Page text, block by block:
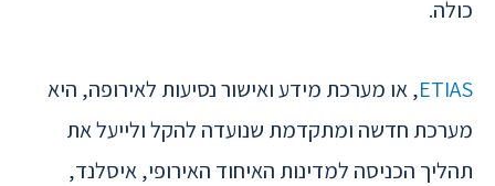
כולה.
ETIAS, או מערכת מידע ואישור נסיעות לאירופה, היא
מערכת חדשה ומתקדמת שנועדה להקל ולייעל את
תהליך הכניסה למדינות האיחוד האירופי, איסלנד,